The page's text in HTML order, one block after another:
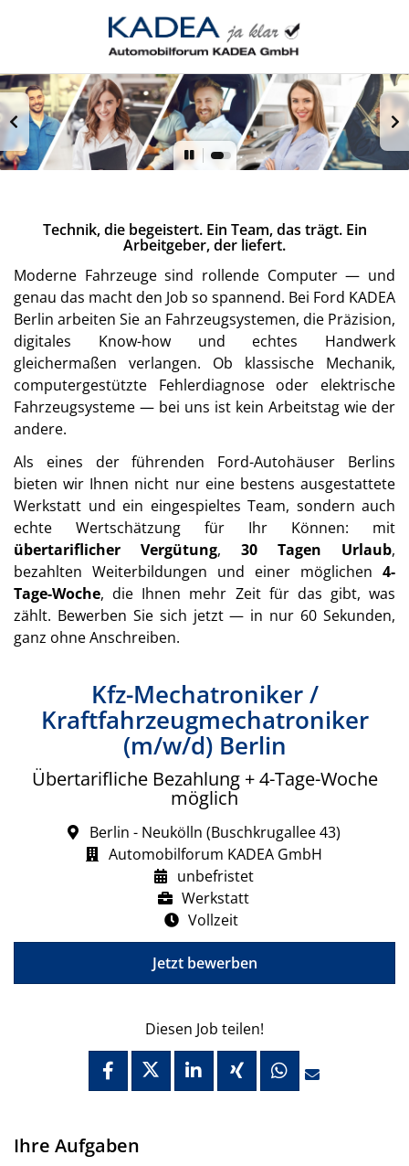
Kfz-Mechatroniker /
Kraftfahrzeugmechatroniker
(m/w/d) Berlin
Übertarifliche Bezahlung + 4-Tage-Woche
möglich
Berlin - Neukölln (Buschkrugallee 43)
Automobilforum KADEA GmbH
unbefristet
Werkstatt
Vollzeit
Jetzt bewerben
Diesen Job teilen!
Technik, die begeistert. Ein Team, das trägt. Ein
Arbeitgeber, der liefert.
Moderne Fahrzeuge sind rollende Computer — und
genau das macht den Job so spannend. Bei Ford KADEA
Berlin arbeiten Sie an Fahrzeugsystemen, die Präzision,
digitales Know-how und echtes Handwerk
gleichermaßen verlangen. Ob klassische Mechanik,
computergestützte Fehlerdiagnose oder elektrische
Fahrzeugsysteme — bei uns ist kein Arbeitstag wie der
andere.
Als eines der führenden Ford-Autohäuser Berlins
bieten wir Ihnen nicht nur eine bestens ausgestattete
Werkstatt und ein eingespieltes Team, sondern auch
echte Wertschätzung für Ihr Können: mit
übertariflicher Vergütung, 30 Tagen Urlaub,
bezahlten Weiterbildungen und einer möglichen 4-
Tage-Woche, die Ihnen mehr Zeit für das gibt, was
zählt. Bewerben Sie sich jetzt — in nur 60 Sekunden,
ganz ohne Anschreiben.
Ihre Aufgaben